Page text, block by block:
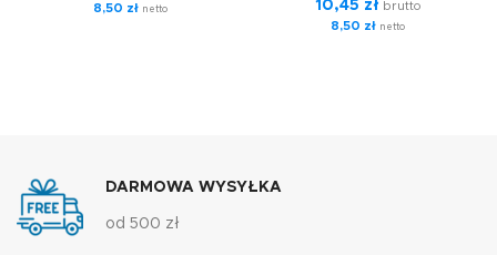
8,50 złnetto 10,45 zł brutto
8,50 złnetto
DARMOWA WYSYŁKA
od 500 zł